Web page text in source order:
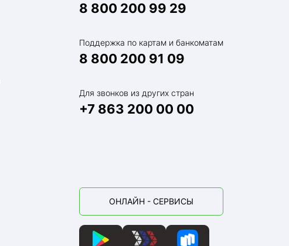
8 800 200 99 29
Поддержка по картам и банкоматам
8 800 200 91 09
Для звонков из других стран
+7 863 200 00 00
ОНЛАЙН - СЕРВИСЫ